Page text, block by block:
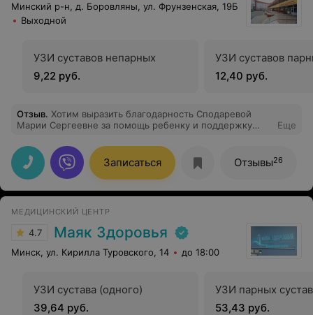
Минский р-н, д. Боровляны, ул. Фрунзенская, 19Б
Выходной
УЗИ суставов непарных
9,22 руб.
УЗИ суставов
12,40 руб.
Отзыв. Хотим выразить благодарность Сподаревой
Марии Сергеевне за помощь ребенку и поддержку
капризничал и не спал ночами, мы с супругой были в
отчаянии. Но благодаря грамотному лечению Марии
Сергеевны, мы быстро поправились. Мария Сергеевна
провела внимательно прием, все её назначения
оказались очень эффективными. Врач с большой
нюансы. Спасибо большое за профессионализм и
отличное отношение к маленьким пациентам.
Еще
Записаться Отзывы26
МЕДИЦИНСКИЙ ЦЕНТР
4.7 Маяк Здоровья
Минск, ул. Кирилла Туровского, 14 до 18:00
УЗИ сустава (одного)
39,64 руб.
УЗИ парных
53,43 руб.